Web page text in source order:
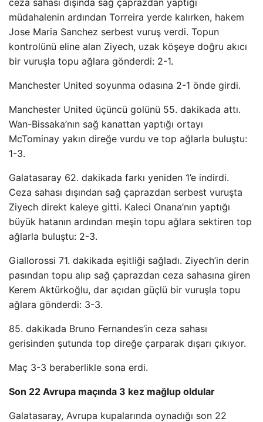
ceza sahası dışında sağ çaprazdan yaptığı
müdahalenin ardından Torreira yerde kalırken, hakem
Jose Maria Sanchez serbest vuruş verdi. Topun
kontrolünü eline alan Ziyech, uzak köşeye doğru akıcı
bir vuruşla topu ağlara gönderdi: 2-1.
Manchester United soyunma odasına 2-1 önde girdi.
Manchester United üçüncü golünü 55. dakikada attı.
Wan-Bissaka’nın sağ kanattan yaptığı ortayı
McTominay yakın direğe vurdu ve top ağlarla buluştu:
1-3.
Galatasaray 62. dakikada farkı yeniden 1’e indirdi.
Ceza sahası dışından sağ çaprazdan serbest vuruşta
Ziyech direkt kaleye gitti. Kaleci Onana’nın yaptığı
büyük hatanın ardından meşin topu ağlara sektiren top
ağlarla buluştu: 2-3.
Giallorossi 71. dakikada eşitliği sağladı. Ziyech’in derin
pasından topu alıp sağ çaprazdan ceza sahasına giren
Kerem Aktürkoğlu, dar açıdan güçlü bir vuruşla topu
ağlara gönderdi: 3-3.
85. dakikada Bruno Fernandes’in ceza sahası
gerisinden şutunda top direğe çarparak dışarı çıkıyor.
Maç 3-3 beraberlikle sona erdi.
Son 22 Avrupa maçında 3 kez mağlup oldular
Galatasaray, Avrupa kupalarında oynadığı son 22